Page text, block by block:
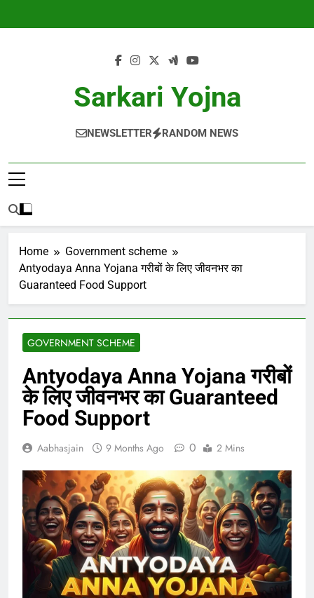
Sarkari Yojna
NEWSLETTER RANDOM NEWS
Home
Government scheme
Antyodaya Anna Yojana गरीबों के लिए जीवनभर का
Guaranteed Food Support
GOVERNMENT SCHEME
Antyodaya Anna Yojana गरीबों
के लिए जीवनभर का Guaranteed
Food Support
Aabhasjain 9 Months Ago 0 2 Mins